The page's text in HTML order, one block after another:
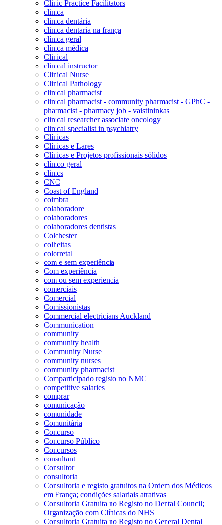
Clinic Practice Facilitators
clinica
clinica dentária
clinica dentaria na frança
clínica geral
clínica médica
Clinical
clinical instructor
Clinical Nurse
Clinical Pathology
clinical pharmacist
clinical pharmacist - community pharmacist - GPhC -
pharmacist - pharmacy job - vaistininkas
clinical researcher associate oncology
clinical specialist in psychiatry
Clínicas
Clínicas e Lares
Clínicas e Projetos profissionais sólidos
clínico geral
clinics
CNC
Coast of England
coimbra
colaboradore
colaboradores
colaboradores dentistas
Colchester
colheitas
colorretal
com e sem experiência
Com experiência
com ou sem experiencia
comerciais
Comercial
Comissionistas
Commercial electricians Auckland
Communication
community
community health
Community Nurse
community nurses
community pharmacist
Comparticipado registo no NMC
competitive salaries
comprar
comunicação
comunidade
Comunitária
Concurso
Concurso Público
Concursos
consultant
Consultor
consultoria
Consultoria e registo gratuitos na Ordem dos Médicos
em França; condições salariais atrativas
Consultoria Gratuita no Registo no Dental Council;
Organização com Clínicas do NHS
Consultoria Gratuita no Registo no General Dental